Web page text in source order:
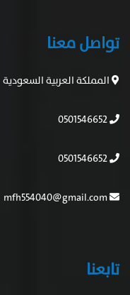
تواصل معنا
المملكة العربية السعودية
تابعنا